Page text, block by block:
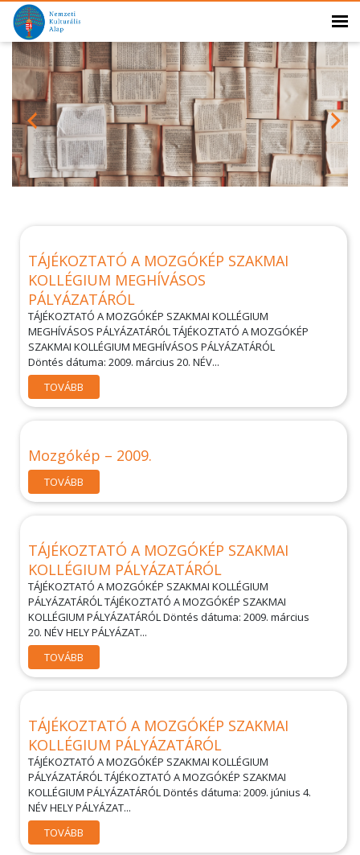
TÁJÉKOZTATÓ A MOZGÓKÉP SZAKMAI
KOLLÉGIUM MEGHÍVÁSOS
PÁLYÁZATÁRÓL
TÁJÉKOZTATÓ A MOZGÓKÉP SZAKMAI KOLLÉGIUM
MEGHÍVÁSOS PÁLYÁZATÁRÓL TÁJÉKOZTATÓ A MOZGÓKÉP
SZAKMAI KOLLÉGIUM MEGHÍVÁSOS PÁLYÁZATÁRÓL
Döntés dátuma: 2009. március 20. NÉV...
TOVÁBB
Mozgókép – 2009.
TOVÁBB
TÁJÉKOZTATÓ A MOZGÓKÉP SZAKMAI
KOLLÉGIUM PÁLYÁZATÁRÓL
TÁJÉKOZTATÓ A MOZGÓKÉP SZAKMAI KOLLÉGIUM
PÁLYÁZATÁRÓL TÁJÉKOZTATÓ A MOZGÓKÉP SZAKMAI
KOLLÉGIUM PÁLYÁZATÁRÓL Döntés dátuma: 2009. március
20. NÉV HELY PÁLYÁZAT...
TOVÁBB
TÁJÉKOZTATÓ A MOZGÓKÉP SZAKMAI
KOLLÉGIUM PÁLYÁZATÁRÓL
TÁJÉKOZTATÓ A MOZGÓKÉP SZAKMAI KOLLÉGIUM
PÁLYÁZATÁRÓL TÁJÉKOZTATÓ A MOZGÓKÉP SZAKMAI
KOLLÉGIUM PÁLYÁZATÁRÓL Döntés dátuma: 2009. június 4.
NÉV HELY PÁLYÁZAT...
TOVÁBB